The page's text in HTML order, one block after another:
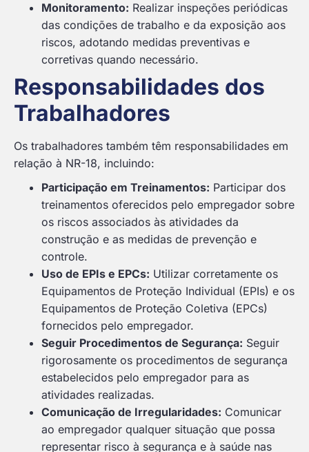
Monitoramento: Realizar inspeções periódicas
das condições de trabalho e da exposição aos
riscos, adotando medidas preventivas e
corretivas quando necessário.
Responsabilidades dos
Trabalhadores
Os trabalhadores também têm responsabilidades em
relação à NR-18, incluindo:
Participação em Treinamentos: Participar dos
treinamentos oferecidos pelo empregador sobre
os riscos associados às atividades da
construção e as medidas de prevenção e
controle.
Uso de EPIs e EPCs: Utilizar corretamente os
Equipamentos de Proteção Individual (EPIs) e os
Equipamentos de Proteção Coletiva (EPCs)
fornecidos pelo empregador.
Seguir Procedimentos de Segurança: Seguir
rigorosamente os procedimentos de segurança
estabelecidos pelo empregador para as
atividades realizadas.
Comunicação de Irregularidades: Comunicar
ao empregador qualquer situação que possa
representar risco à segurança e à saúde nas